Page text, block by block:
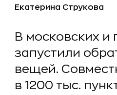
Екатерина Струкова
В московских
запустили
вещей.
в 1200 тыс.